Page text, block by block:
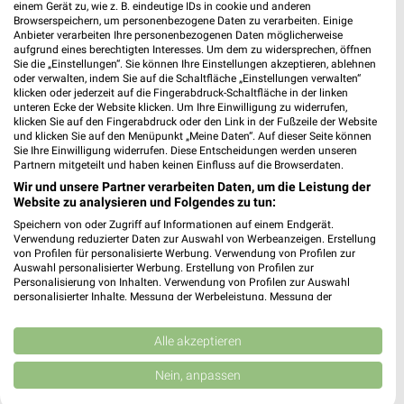
47 km
Dieter Knoll
Gültig bis Fr. 14.08.
7,5 km
Angebote ab 06.08.
Gültig bis Mi. 12.08.
REWE EDEKA
einem Gerät zu, wie z. B. eindeutige IDs in cookie und anderen
Browserspeichern, um personenbezogene Daten zu verarbeiten. Einige
Anbieter verarbeiten Ihre personenbezogenen Daten möglicherweise
aufgrund eines berechtigten Interesses. Um dem zu widersprechen, öffnen
Sie die „Einstellungen“. Sie können Ihre Einstellungen akzeptieren, ablehnen
oder verwalten, indem Sie auf die Schaltfläche „Einstellungen verwalten“
klicken oder jederzeit auf die Fingerabdruck-Schaltfläche in der linken
unteren Ecke der Website klicken. Um Ihre Einwilligung zu widerrufen,
klicken Sie auf den Fingerabdruck oder den Link in der Fußzeile der Website
und klicken Sie auf den Menüpunkt „Meine Daten“. Auf dieser Seite können
Sie Ihre Einwilligung widerrufen. Diese Entscheidungen werden unseren
Partnern mitgeteilt und haben keinen Einfluss auf die Browserdaten.
Wir und unsere Partner verarbeiten Daten, um die Leistung der
Website zu analysieren und Folgendes zu tun:
Speichern von oder Zugriff auf Informationen auf einem Endgerät.
Verwendung reduzierter Daten zur Auswahl von Werbeanzeigen. Erstellung
von Profilen für personalisierte Werbung. Verwendung von Profilen zur
Auswahl personalisierter Werbung. Erstellung von Profilen zur
Personalisierung von Inhalten. Verwendung von Profilen zur Auswahl
personalisierter Inhalte. Messung der Werbeleistung. Messung der
Kombinationen von Daten aus verschiedenen Quellen. Entwicklung und
Verbesserung der Angebote. Verwendung reduzierter Daten zur Auswahl
von Inhalten.
Daten können außerhalb der Europäischen Union weitergegeben und in die
Alle akzeptieren
Nein, anpassen